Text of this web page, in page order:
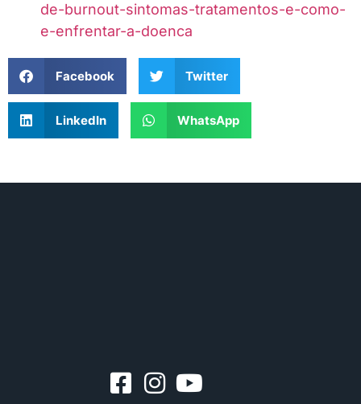
de-burnout-sintomas-tratamentos-e-como-
e-enfrentar-a-doenca
Facebook Twitter
LinkedIn WhatsApp